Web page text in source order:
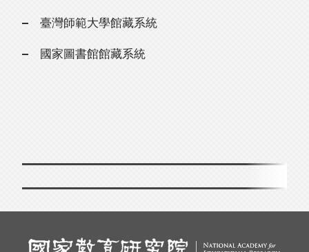
臺灣師範大學館藏系統
國家圖書館館藏系統